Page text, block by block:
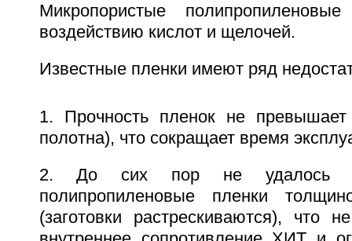
Микропористые
воздействию кислот и щелочей.
Известные пленки имеют ряд
1. Прочность пленок не
полотна), что сокращает время
2. До сих пор не удалось
полипропиленовые пленки
(заготовки растрескиваются), что